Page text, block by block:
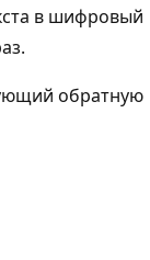
в шифровый
обратную